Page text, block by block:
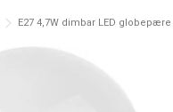
E27 4,7W dimbar LED